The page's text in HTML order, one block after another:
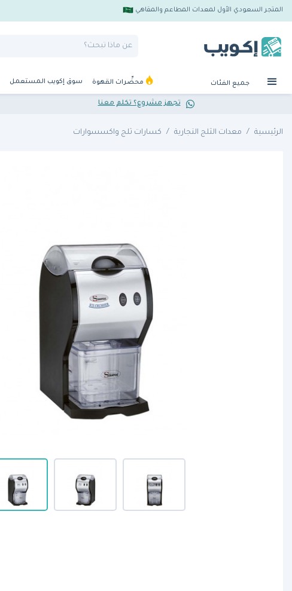
المتجر السعودي الأول لمعدات المطاعم والمقاهي
جميع الفئات محضِّرات القهوة سوق إكويب المستعمل
تجهز مشروع؟ تكلم معنا
الرئيسية معدات الثلج التجارية كسارات ثلج واكسسوارات